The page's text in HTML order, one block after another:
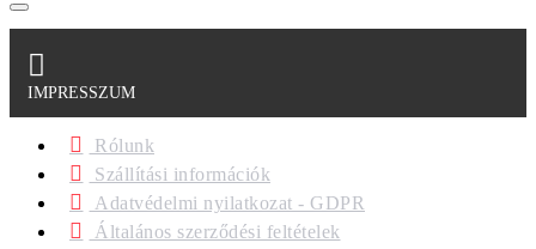
IMPRESSZUM
Rólunk
Szállítási információk
Adatvédelmi nyilatkozat - GDPR
Általános szerződési feltételek